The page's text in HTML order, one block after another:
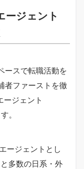
ージェント
ースで転職活動を
者ファーストを徹
ージェント
。
ージェントとし
多数の日系・外